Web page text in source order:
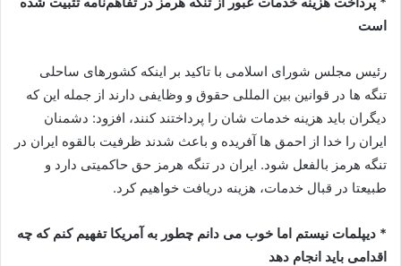
است
رئیس مجلس شورای اسلامی با تاکید بر اینکه کشورهای ساحلی
تنگه ها در قوانین بین المللی حقوق و وظایفی دارند از جمله این که
دیگران باید هزینه خدمات شان را پرداختند کنند، افزود: دشمنان
ایران را خدا از احمق ها آفریده و باعث شدند ظرفیت بالقوه ایران در
تنگه هرمز بالفعل شود. ایران در تنگه هرمز حق حاکمیتی دارد و
طبیعتا در قبال خدمات، هزینه دریافت خواهیم کرد.
* دیپلمات نیستم اما خوب می دانم چطور به آمریکا تفهیم کنم که چه
اقدامی باید انجام دهد